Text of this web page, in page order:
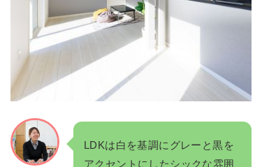
LDKは白を基調にグレーと黒を
アクセントにしたシックな雰囲